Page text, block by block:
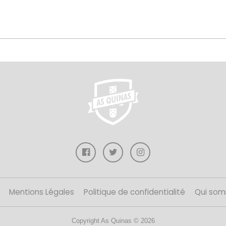
Mentions Légales Politique de confidentialité Qui
Copyright As Quinas © 2026